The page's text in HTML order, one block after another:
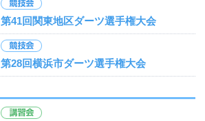
第41回関東地区ダーツ選手権大会
第28回横浜市ダーツ選手権大会